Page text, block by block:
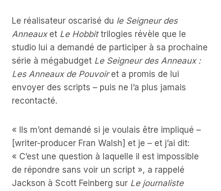
Le réalisateur oscarisé du le Seigneur des
Anneauxet Le Hobbittrilogies révèle que le
studio lui a demandé de participer à sa prochaine
série à mégabudget Le Seigneur des Anneaux :
Les Anneaux de Pouvoiret a promis de lui
envoyer des scripts – puis ne l’a plus jamais
recontacté.
« Ils m’ont demandé si je voulais être impliqué –
[writer-producer Fran Walsh] et je – et j’ai dit:
« C’est une question à laquelle il est impossible
de répondre sans voir un script », a rappelé
Jackson à Scott Feinberg sur Le journaliste